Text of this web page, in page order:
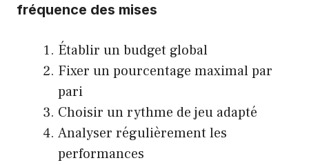
fréquence des mises
Établir un budget global
Fixer un pourcentage maximal par
pari
Choisir un rythme de jeu adapté
Analyser régulièrement les
performances